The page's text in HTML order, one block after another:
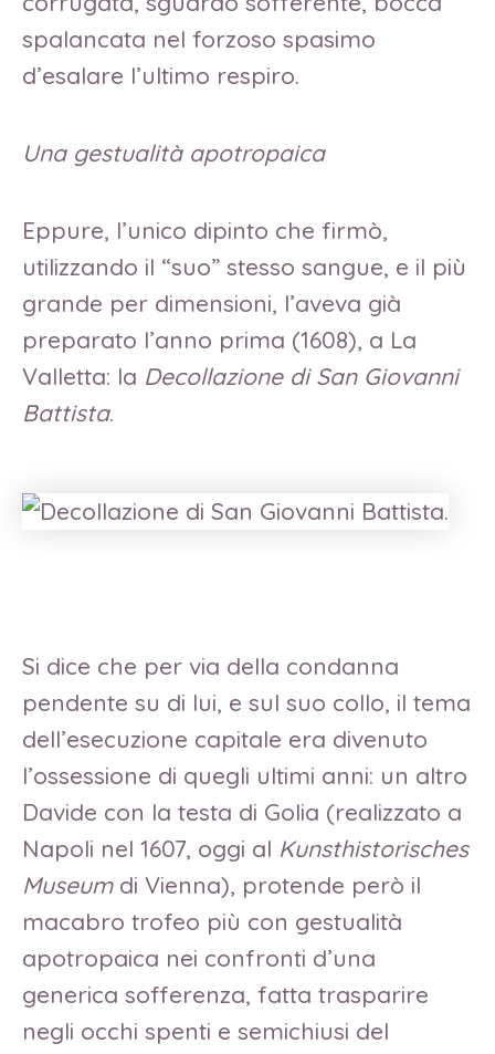
spalancata nel forzoso spasimo
d’esalare l’ultimo respiro.
Una gestualità apotropaica
Eppure, l’unico dipinto che firmò,
utilizzando il “suo” stesso sangue, e il più
grande per dimensioni, l’aveva già
preparato l’anno prima (1608), a La
Valletta: la Decollazione di San Giovanni
Battista.
Si dice che per via della condanna
pendente su di lui, e sul suo collo, il tema
dell’esecuzione capitale era divenuto
l’ossessione di quegli ultimi anni: un altro
Davide con la testa di Golia (realizzato a
Napoli nel 1607, oggi al Kunsthistorisches
Museumdi Vienna), protende però il
macabro trofeo più con gestualità
apotropaica nei confronti d’una
generica sofferenza, fatta trasparire
negli occhi spenti e semichiusi del